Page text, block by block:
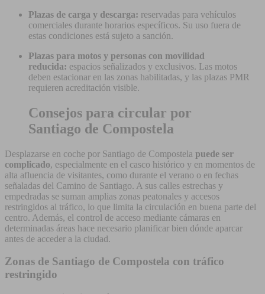
Plazas de carga y descarga: reservadas para vehículos
comerciales durante horarios específicos. Su uso fuera de
estas condiciones está sujeto a sanción.
Plazas para motos y personas con movilidad
reducida: espacios señalizados y exclusivos. Las motos
deben estacionar en las zonas habilitadas, y las plazas PMR
requieren acreditación visible.
Consejos para circular por
Santiago de Compostela
Desplazarse en coche por Santiago de Compostela puede ser
complicado, especialmente en el casco histórico y en momentos de
alta afluencia de visitantes, como durante el verano o en fechas
señaladas del Camino de Santiago. A sus calles estrechas y
empedradas se suman amplias zonas peatonales y accesos
restringidos al tráfico, lo que limita la circulación en buena parte del
centro. Además, el control de acceso mediante cámaras en
determinadas áreas hace necesario planificar bien dónde aparcar
antes de acceder a la ciudad.
Zonas de Santiago de Compostela con tráfico
restringido